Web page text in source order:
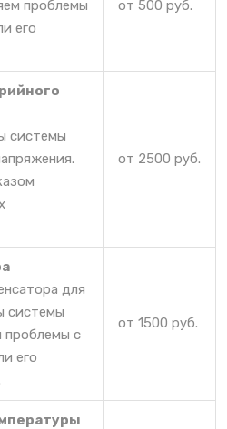
проблемы
его
от 500 руб.
системы
от 2500 руб.
для
системы
проблемы с
его
от 1500 руб.